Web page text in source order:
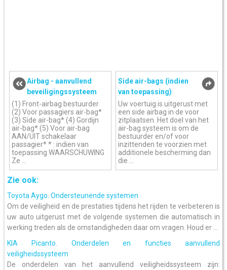
Airbag - aanvullend
beveiligingssysteem
(1) Front-airbag bestuurder
(2) Voor passagiers air-bag*
(3) Side air-bag* (4) Gordijn
air-bag* (5) Voor air-bag
AAN/UIT schakelaar
passagier* * : indien van
toepassing WAARSCHUWING
Ze ...
Side air-bags (indien
van toepassing)
Uw voertuig is uitgerust met
een side airbag in de voor
zitplaatsen. Het doel van het
air-bag systeem is om de
bestuurder en/of voor
inzittenden te voorzien met
additionele bescherming dan
die ...
Zie ook:
Toyota Aygo. Ondersteunende systemen
Om de veiligheid en de prestaties tijdens het rijden te verbeteren is
uw auto uitgerust met de volgende systemen die automatisch in
werking treden als de omstandigheden daar om vragen. Houd er ...
KIA Picanto. Onderdelen en functies aanvullend
veiligheidssysteem
De onderdelen van het aanvullend veiligheidssysteem zijn: